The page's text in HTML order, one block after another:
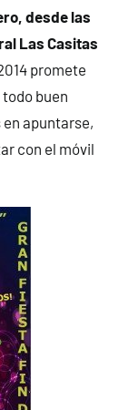
desde las
Las Casitas
promete
buen
apuntarse,
con el móvil